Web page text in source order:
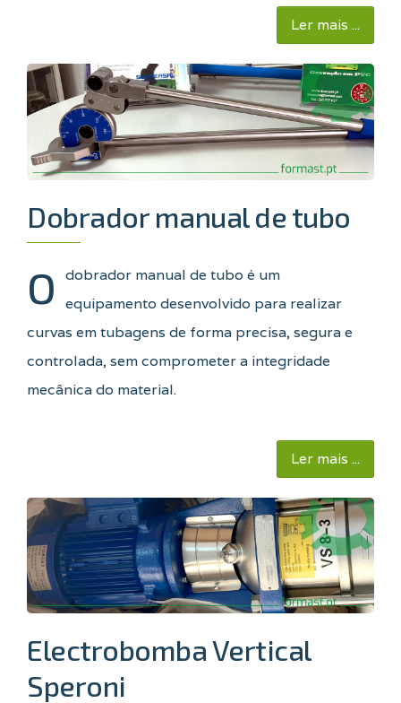
Ler mais ...
Dobrador manual de tubo
O
dobrador manual de tubo é um
equipamento desenvolvido para realizar
curvas em tubagens de forma precisa, segura e
controlada, sem comprometer a integridade
mecânica do material.
Ler mais ...
Electrobomba Vertical
Speroni